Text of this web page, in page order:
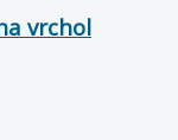
vrchol